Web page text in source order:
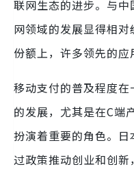
联网生态的进步。与
网领域的发展显得相
份额上，许多领先的应
移动支付的普及程度
的发展，尤其是在C端
扮演着重要的角色。
过政策推动创业和创